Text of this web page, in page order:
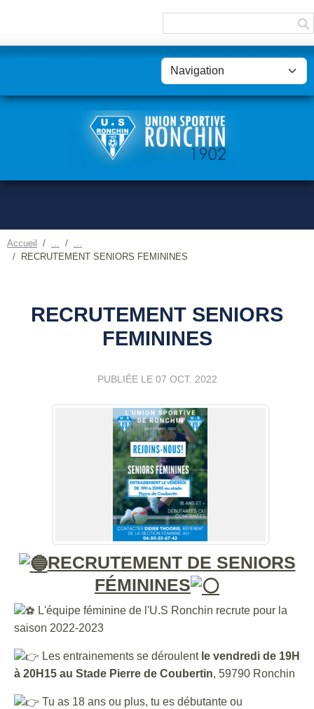
Accueil
RECRUTEMENT SENIORS FEMININES
RECRUTEMENT SENIORS
FEMININES
PUBLIÉE LE 07 OCT. 2022
RECRUTEMENT DE SENIORS
FÉMININES
L'équipe féminine de l'U.S Ronchin recrute pour la
saison 2022-2023
Les entrainements se déroulent le vendredi de 19H
à 20H15 au Stade Pierre de Coubertin, 59790 Ronchin
Tu as 18 ans ou plus, tu es débutante ou